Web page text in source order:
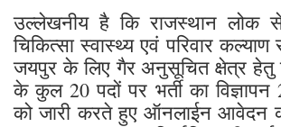
उल्लेखनीय है कि राजस्थान लोक
चिकित्सा स्वास्थ्य एवं परिवार कल्याण
जयपुर के लिए गैर अनुसूचित क्षेत्र हेतु
के कुल 20 पदों पर भर्ती का
को जारी करते हुए ऑनलाईन आवेदन